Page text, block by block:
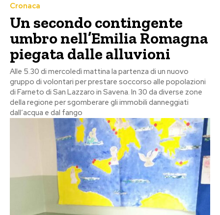
Cronaca
Un secondo contingente
umbro nell’Emilia Romagna
piegata dalle alluvioni
Alle 5.30 di mercoledì mattina la partenza di un nuovo
gruppo di volontari per prestare soccorso alle popolazioni
di Farneto di San Lazzaro in Savena. In 30 da diverse zone
della regione per sgomberare gli immobili danneggiati
dall’acqua e dal fango